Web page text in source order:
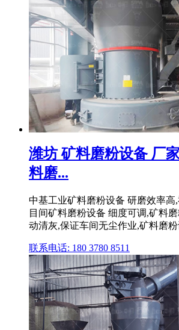
潍坊 矿料磨粉设备 厂
料磨...
中基工业矿料磨粉设备 研磨效率高
目间矿料磨粉设备 细度可调,矿料
动清灰,保证车间无尘作业,矿料磨
联系电话: 180 3780 8511